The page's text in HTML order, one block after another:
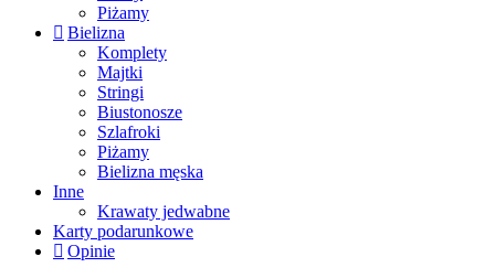
Piżamy
Bielizna
Komplety
Majtki
Stringi
Biustonosze
Szlafroki
Piżamy
Bielizna męska
Inne
Krawaty jedwabne
Karty podarunkowe
Opinie